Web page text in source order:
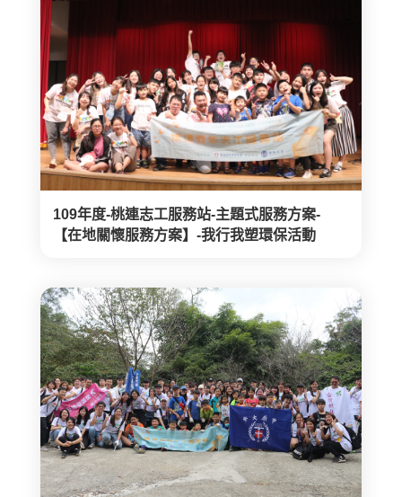
109年度-桃連志工服務站-主題式服務方案-
【在地關懷服務方案】-我行我塑環保活動